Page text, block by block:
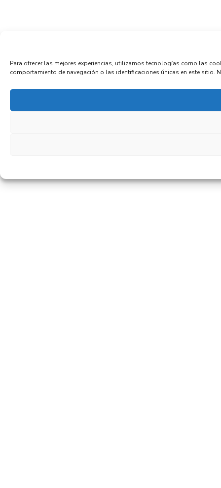
Para ofrecer las mejores experiencias, utilizamos tecnologías como las
comportamiento de navegación o las identificaciones únicas en este sitio.